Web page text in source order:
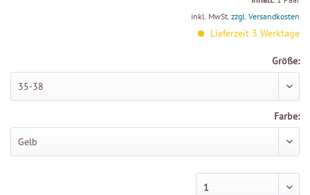
inkl. MwSt. zzgl. Versandkosten
Lieferzeit 3 Werktage
Größe:
Farbe: